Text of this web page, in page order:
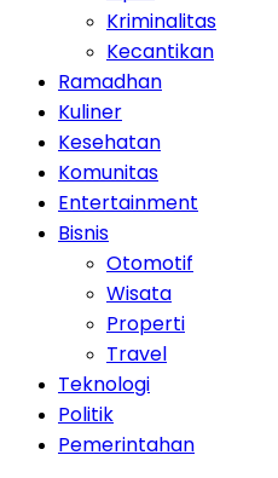
Kriminalitas
Kecantikan
Ramadhan
Kuliner
Kesehatan
Komunitas
Entertainment
Bisnis
Otomotif
Wisata
Properti
Travel
Teknologi
Politik
Pemerintahan